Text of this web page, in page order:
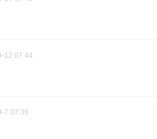
青俊逸的身影挡住大片尘
映。
。”大白慢悠悠放下茶杯，
样了，具体怎么不同他说不
12 07:44
7 07:36